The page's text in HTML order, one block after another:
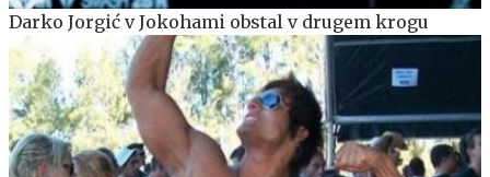
Darko Jorgić v Jokohami obstal v drugem krogu